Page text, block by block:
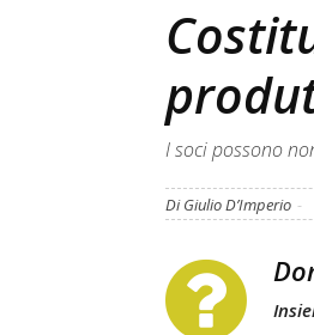
I soci possono
Di Giulio D’Imperio -